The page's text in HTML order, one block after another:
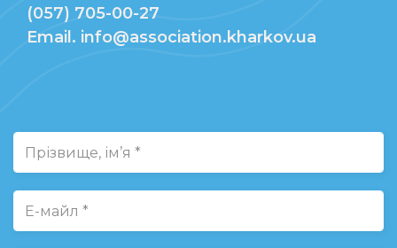
(057) 705-00-27
Email. info@association.kharkov.ua